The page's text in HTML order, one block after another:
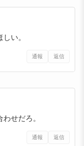
い。
通報 返信
せだろ。
通報 返信